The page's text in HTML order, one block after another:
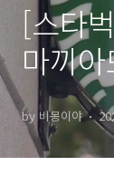
[스타
마끼
이벤트
량 및
점 비교
by 비몽이야